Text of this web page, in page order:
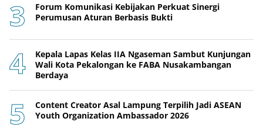
Forum Komunikasi Kebijakan Perkuat Sinergi
Perumusan Aturan Berbasis Bukti
Kepala Lapas Kelas IIA Ngaseman Sambut Kunjungan
Wali Kota Pekalongan ke FABA Nusakambangan
Berdaya
Content Creator Asal Lampung Terpilih Jadi ASEAN
Youth Organization Ambassador 2026